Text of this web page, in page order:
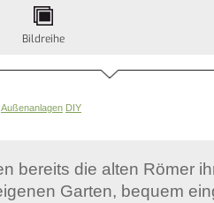
Bildreihe
Außenanlagen DIY
bereits die alten Römer
Garten, bequem